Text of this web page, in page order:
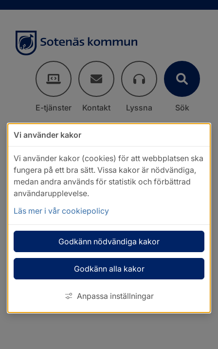
E-tjänster Kontakt Lyssna Sök
Vi använder kakor
Vi använder kakor (cookies) för att webbplatsen ska
fungera på ett bra sätt. Vissa kakor är nödvändiga,
medan andra används för statistik och förbättrad
användarupplevelse.
Läs mer i vår cookiepolicy
Godkänn nödvändiga kakor
Godkänn alla kakor
Anpassa inställningar